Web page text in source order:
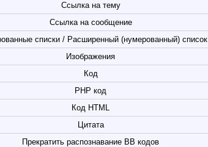
Ссылка на тему
Ссылка на сообщение
списки / Расширенный (нумерованный) список
Изображения
Код
PHP код
Код HTML
Цитата
Прекратить распознавание BB кодов